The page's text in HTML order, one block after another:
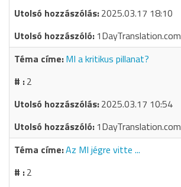
2025.03.17 18:10
1DayTranslation.com
MI a kritikus pillanat?
2
2025.03.17 10:54
1DayTranslation.com
Az MI jégre vitte ...
2